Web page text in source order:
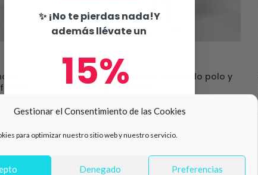
Gestionar el Consentimiento de las Cookies
para optimizar nuestro sitio web y nuestro servicio.
Denegado Preferencias
-31%
Conjunto bebé niño Spagnolo polo y
short rojo Ref 638S
28,95€ 19,99€
✨ ¡No te pierdas nada!Y
además llévate un
15%
de descuento en tu primera